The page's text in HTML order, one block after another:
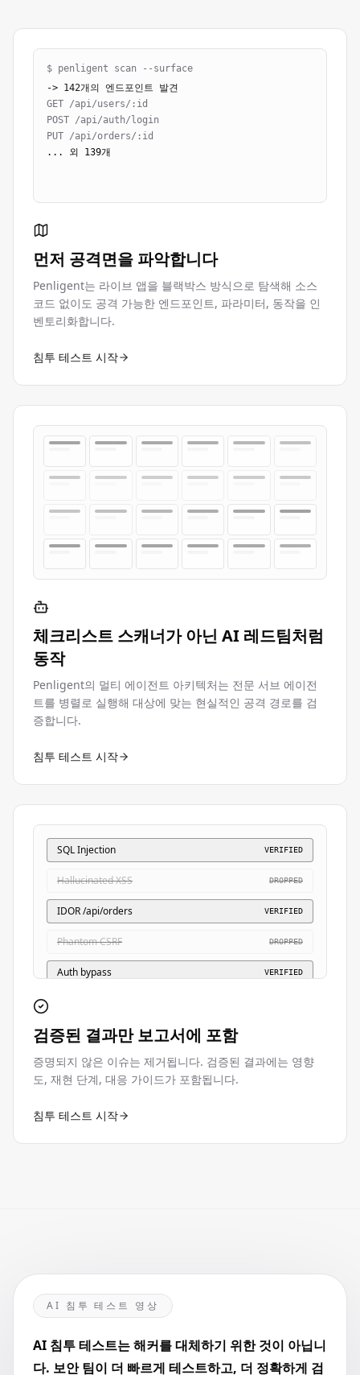
$ penligent scan --surface
-> 142개의 엔드포인트 발견
GET /api/users/:id
POST /api/auth/login
PUT /api/orders/:id
... 외 139개
먼저 공격면을 파악합니다
Penligent는 라이브 앱을 블랙박스 방식으로 탐색해 소스
코드 없이도 공격 가능한 엔드포인트, 파라미터, 동작을 인
벤토리화합니다.
침투 테스트 시작
체크리스트 스캐너가 아닌 AI 레드팀처럼
동작
Penligent의 멀티 에이전트 아키텍처는 전문 서브 에이전
트를 병렬로 실행해 대상에 맞는 현실적인 공격 경로를 검
증합니다.
침투 테스트 시작
SQL Injection VERIFIED
Hallucinated XSS DROPPED
IDOR /api/orders VERIFIED
Phantom CSRF DROPPED
Auth bypass VERIFIED
검증된 결과만 보고서에 포함
증명되지 않은 이슈는 제거됩니다. 검증된 결과에는 영향
도, 재현 단계, 대응 가이드가 포함됩니다.
침투 테스트 시작
AI 침투 테스트 영상
AI 침투 테스트는 해커를 대체하기 위한 것이 아닙니
다. 보안 팀이 더 빠르게 테스트하고, 더 정확하게 검